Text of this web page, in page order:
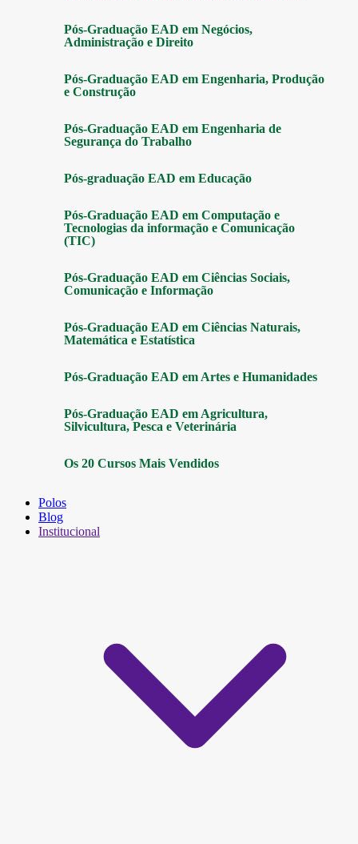
Pós-Graduação EAD em Negócios,
Administração e Direito
Pós-Graduação EAD em Engenharia, Produção
e Construção
Pós-Graduação EAD em Engenharia de
Segurança do Trabalho
Pós-graduação EAD em Educação
Pós-Graduação EAD em Computação e
Tecnologias da informação e Comunicação
(TIC)
Pós-Graduação EAD em Ciências Sociais,
Comunicação e Informação
Pós-Graduação EAD em Ciências Naturais,
Matemática e Estatística
Pós-Graduação EAD em Artes e Humanidades
Pós-Graduação EAD em Agricultura,
Silvicultura, Pesca e Veterinária
Os 20 Cursos Mais Vendidos
Polos
Blog
Institucional